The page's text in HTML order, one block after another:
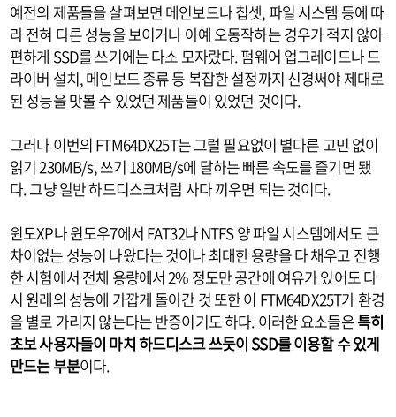
예전의 제품들을 살펴보면 메인보드나 칩셋, 파일 시스템 등에 따
라 전혀 다른 성능을 보이거나 아예 오동작하는 경우가 적지 않아
편하게 SSD를 쓰기에는 다소 모자랐다. 펌웨어 업그레이드나 드
라이버 설치, 메인보드 종류 등 복잡한 설정까지 신경써야 제대로
된 성능을 맛볼 수 있었던 제품들이 있었던 것이다.
그러나 이번의 FTM64DX25T는 그럴 필요없이 별다른 고민 없이
읽기 230MB/s, 쓰기 180MB/s에 달하는 빠른 속도를 즐기면 됐
다. 그냥 일반 하드디스크처럼 사다 끼우면 되는 것이다.
윈도XP나 윈도우7에서 FAT32나 NTFS 양 파일 시스템에서도 큰
차이없는 성능이 나왔다는 것이나 최대한 용량을 다 채우고 진행
한 시험에서 전체 용량에서 2% 정도만 공간에 여유가 있어도 다
시 원래의 성능에 가깝게 돌아간 것 또한 이 FTM64DX25T가 환경
을 별로 가리지 않는다는 반증이기도 하다. 이러한 요소들은특히
초보 사용자들이 마치 하드디스크 쓰듯이 SSD를 이용할 수 있게
만드는 부분이다.